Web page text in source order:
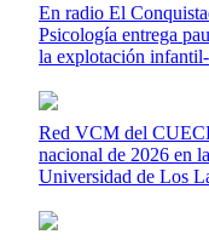
En radio El
Psicología entrega
la explotación
Red VCM del
nacional de 2026 en
Universidad de Los